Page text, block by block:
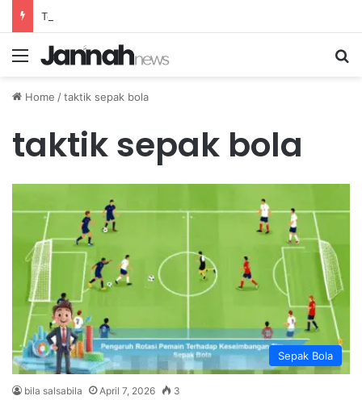
Menu
Home /taktik sepak bola
taktik sepak bola
Sepak Bola
bila salsabila April 7, 2026 3